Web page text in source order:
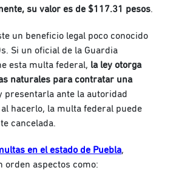
su valor es de $117.31 pesos.
un beneficio legal poco conocido
Si un oficial de la Guardia
esta multa federal, la ley otorga
naturales para contratar una
presentarla ante la autoridad
hacerlo, la multa federal puede
cancelada.
en el estado de Puebla,
orden aspectos como: